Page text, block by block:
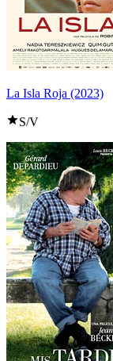
La Isla Roja (2023)
S/V